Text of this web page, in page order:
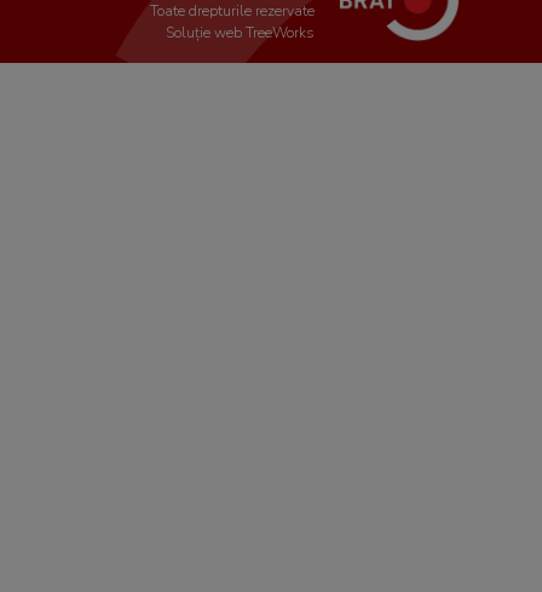
Toate drepturile rezervate
Soluție webTreeWorks